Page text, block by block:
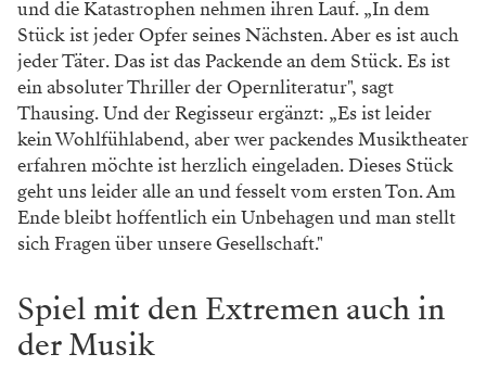
und die Katastrophen nehmen ihren Lauf. „In dem
Stück ist jeder Opfer seines Nächsten. Aber es ist auch
jeder Täter. Das ist das Packende an dem Stück. Es ist
ein absoluter Thriller der Opernliteratur", sagt
Thausing. Und der Regisseur ergänzt: „Es ist leider
kein Wohlfühlabend, aber wer packendes Musiktheater
erfahren möchte ist herzlich eingeladen. Dieses Stück
geht uns leider alle an und fesselt vom ersten Ton. Am
Ende bleibt hoffentlich ein Unbehagen und man stellt
sich Fragen über unsere Gesellschaft."
Spiel mit den Extremen auch in
der Musik